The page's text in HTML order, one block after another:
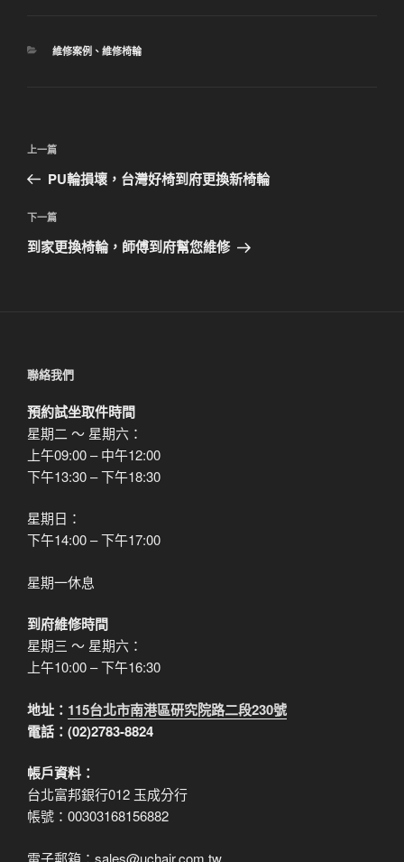
分
維修案例 、 維修椅輪
文
導
覽
上
一
文
章
上一篇
PU輪損壞，台灣好椅到府更換新椅輪
下
一
下一篇
到家更換椅輪，師傅到府幫您維修
聯絡我們
預約試坐取件時間
星期二 ～ 星期六：
上午09:00 – 中午12:00
下午13:30 – 下午18:30
星期日：
下午14:00 – 下午17:00
星期一休息
到府維修時間
星期三 ～ 星期六：
上午10:00 – 下午16:30
地址： 115台北市南港區研究院路二段230號
電話：(02)2783-8824
帳戶資料：
台北富邦銀行012 玉成分行
帳號：00303168156882
電子郵箱：sales@uchair.com.tw